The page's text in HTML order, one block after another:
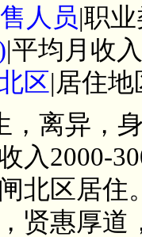
人员|职
|平均月收
区|居住地
，离异，
入2000-
北区居
贤惠厚道